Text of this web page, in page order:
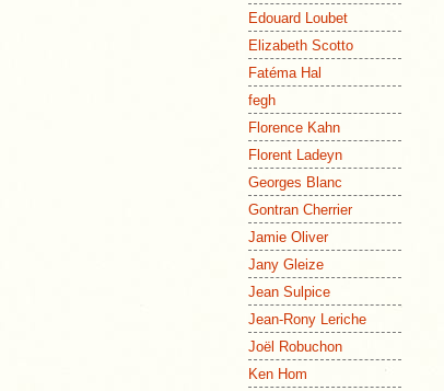
Edouard Loubet
Elizabeth Scotto
Fatéma Hal
fegh
Florence Kahn
Florent Ladeyn
Georges Blanc
Gontran Cherrier
Jamie Oliver
Jany Gleize
Jean Sulpice
Jean-Rony Leriche
Joël Robuchon
Ken Hom